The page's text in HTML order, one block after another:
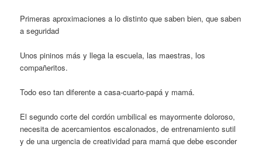
Primeras aproximaciones a lo distinto que saben bien, que saben
a seguridad
Unos pininos más y llega la escuela, las maestras, los
compañeritos.
Todo eso tan diferente a casa-cuarto-papá y mamá.
El segundo corte del cordón umbilical es mayormente doloroso,
necesita de acercamientos escalonados, de entrenamiento sutil
y de una urgencia de creatividad para mamá que debe esconder